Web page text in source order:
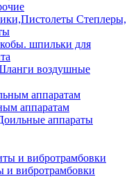
Степлеры,
шпильки для
воздушные
аппаратам
аппараты
и вибротрамбовки